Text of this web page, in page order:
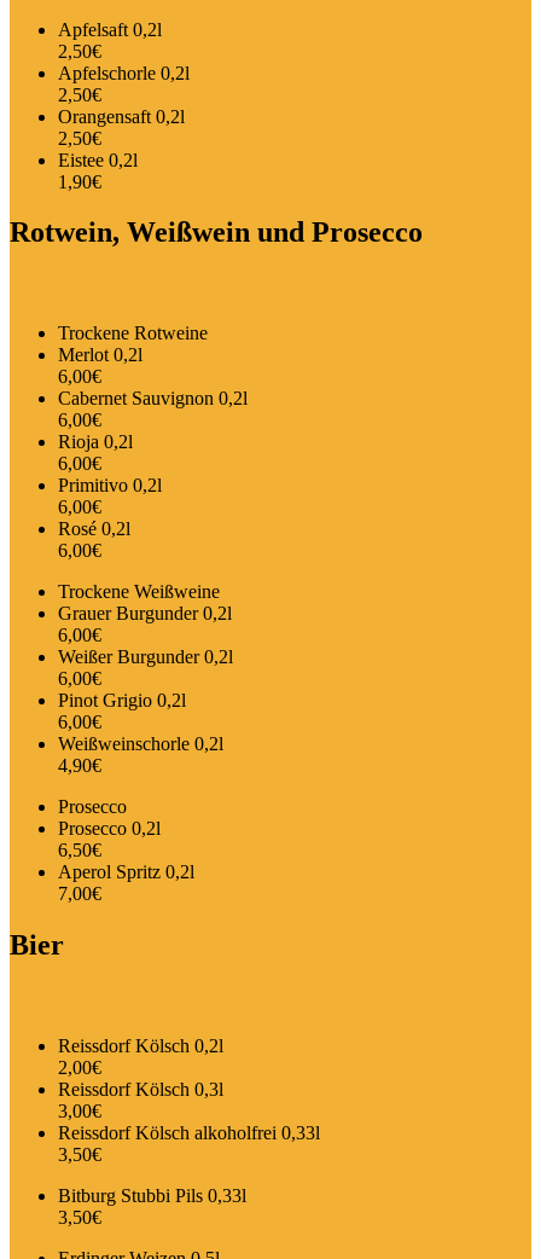
Apfelsaft 0,2l
2,50€
Apfelschorle 0,2l
2,50€
Orangensaft 0,2l
2,50€
Eistee 0,2l
1,90€
Rotwein, Weißwein und Prosecco
Trockene Rotweine
Merlot 0,2l
6,00€
Cabernet Sauvignon 0,2l
6,00€
Rioja 0,2l
6,00€
Primitivo 0,2l
6,00€
Rosé 0,2l
6,00€
Trockene Weißweine
Grauer Burgunder 0,2l
6,00€
Weißer Burgunder 0,2l
6,00€
Pinot Grigio 0,2l
6,00€
Weißweinschorle 0,2l
4,90€
Prosecco
Prosecco 0,2l
6,50€
Aperol Spritz 0,2l
7,00€
Bier
Reissdorf Kölsch 0,2l
2,00€
Reissdorf Kölsch 0,3l
3,00€
Reissdorf Kölsch alkoholfrei 0,33l
3,50€
Bitburg Stubbi Pils 0,33l
3,50€